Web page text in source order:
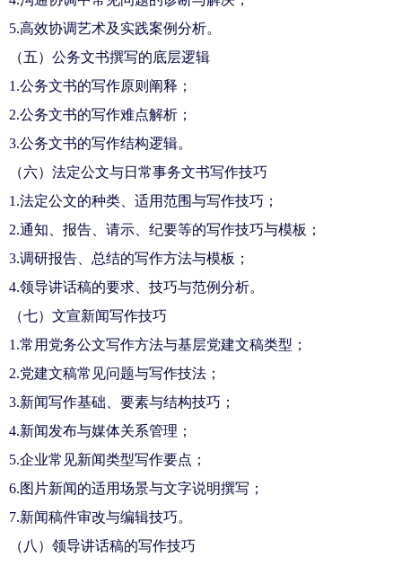
5.高效协调艺术及实践案例分析。
（五）公务文书撰写的底层逻辑
1.公务文书的写作原则阐释；
2.公务文书的写作难点解析；
3.公务文书的写作结构逻辑。
（六）法定公文与日常事务文书写作技巧
1.法定公文的种类、适用范围与写作技巧；
2.通知、报告、请示、纪要等的写作技巧与模板；
3.调研报告、总结的写作方法与模板；
4.领导讲话稿的要求、技巧与范例分析。
（七）文宣新闻写作技巧
1.常用党务公文写作方法与基层党建文稿类型；
2.党建文稿常见问题与写作技法；
3.新闻写作基础、要素与结构技巧；
4.新闻发布与媒体关系管理；
5.企业常见新闻类型写作要点；
6.图片新闻的适用场景与文字说明撰写；
7.新闻稿件审改与编辑技巧。
（八）领导讲话稿的写作技巧